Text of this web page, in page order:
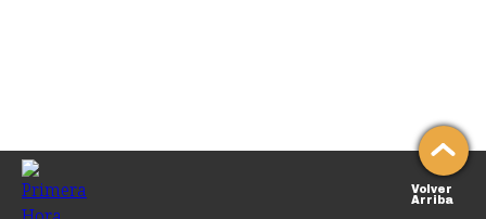
Volver
Arriba